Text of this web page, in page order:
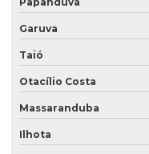
Projeto de fundação para
Projeto de grandes vãos
Projeto hidraulico
Garuva
Taió
Otacílio Costa
Massaranduba
Ilhota